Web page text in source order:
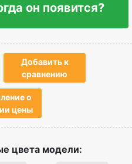
он появится?
Добавить к
сравнению
о
цены
цвета модели: